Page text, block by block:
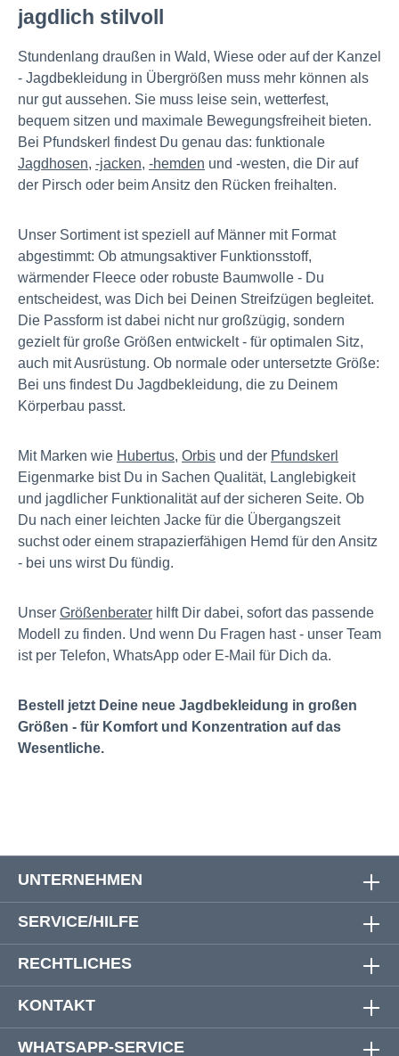
jagdlich stilvoll
Stundenlang draußen in Wald, Wiese oder auf der Kanzel
- Jagdbekleidung in Übergrößen muss mehr können als
nur gut aussehen. Sie muss leise sein, wetterfest,
bequem sitzen und maximale Bewegungsfreiheit bieten.
Bei Pfundskerl findest Du genau das: funktionale
Jagdhosen, -jacken, -hemden und -westen, die Dir auf
der Pirsch oder beim Ansitz den Rücken freihalten.
Unser Sortiment ist speziell auf Männer mit Format
abgestimmt: Ob atmungsaktiver Funktionsstoff,
wärmender Fleece oder robuste Baumwolle - Du
entscheidest, was Dich bei Deinen Streifzügen begleitet.
Die Passform ist dabei nicht nur großzügig, sondern
gezielt für große Größen entwickelt - für optimalen Sitz,
auch mit Ausrüstung. Ob normale oder untersetzte Größe:
Bei uns findest Du Jagdbekleidung, die zu Deinem
Körperbau passt.
Mit Marken wie Hubertus, Orbis und der Pfundskerl
Eigenmarke bist Du in Sachen Qualität, Langlebigkeit
und jagdlicher Funktionalität auf der sicheren Seite. Ob
Du nach einer leichten Jacke für die Übergangszeit
suchst oder einem strapazierfähigen Hemd für den Ansitz
- bei uns wirst Du fündig.
Unser Größenberater hilft Dir dabei, sofort das passende
Modell zu finden. Und wenn Du Fragen hast - unser Team
ist per Telefon, WhatsApp oder E-Mail für Dich da.
Bestell jetzt Deine neue Jagdbekleidung in großen
Größen - für Komfort und Konzentration auf das
Wesentliche.
UNTERNEHMEN
SERVICE/HILFE
RECHTLICHES
KONTAKT
WHATSAPP-SERVICE